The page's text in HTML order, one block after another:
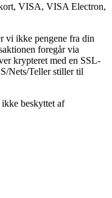
VISA, VISA Electron,
vi ikke pengene fra din
foregår via
krypteret med en SSL-
Nets/Teller stiller til
beskyttet af